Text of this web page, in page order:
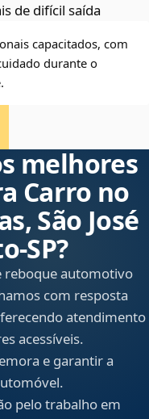
de difícil saída
capacitados, com
durante o
melhores
Carro no
São José
reboque automotivo
com resposta
atendimento
acessíveis.
e garantir a
pelo trabalho em